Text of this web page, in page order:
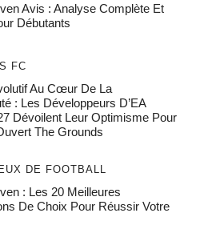
Avis : Analyse Complète Et
Débutants
FC
Au Cœur De La
: Les Développeurs D’EA
Dévoilent Leur Optimisme Pour
The Grounds
DE FOOTBALL
: Les 20 Meilleures
De Choix Pour Réussir Votre